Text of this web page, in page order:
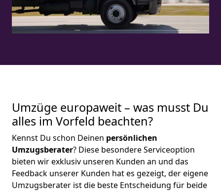
Umzüge europaweit – was musst Du
alles im Vorfeld beachten?
Kennst Du schon Deinen persönlichen
Umzugsberater? Diese besondere Serviceoption
bieten wir exklusiv unseren Kunden an und das
Feedback unserer Kunden hat es gezeigt, der eigene
Umzugsberater ist die beste Entscheidung für beide